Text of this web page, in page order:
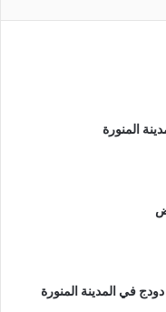
المنورة
في المدينة المنورة